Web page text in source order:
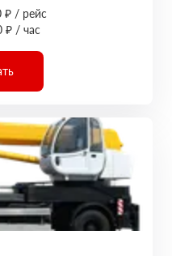
₽ / рейс
₽ / час